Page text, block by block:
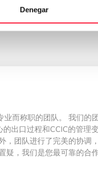
Denegar
quienes han
máquina en 3Axis
业而称职的团队。 我们的
出口过程和CCIC的管理
，团队进行了完美的协调
疑，我们是您最可靠的合作